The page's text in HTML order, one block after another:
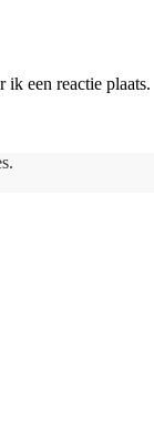
ik een reactie plaats.